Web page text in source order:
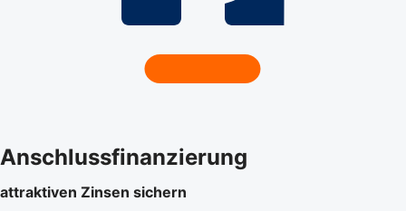
Anschlussfinanzierung
attraktiven Zinsen sichern